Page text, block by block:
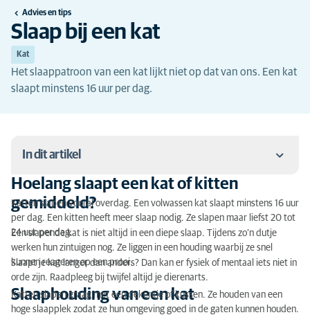
Advies en tips
Slaap bij een kat
Kat
Het slaappatroon van een kat lijkt niet op dat van ons. Een kat
slaapt minstens 16 uur per dag.
In dit artikel
Hoelang slaapt een kat of kitten gemiddeld?
Slaaphouding van een kat
Waarom zou je jouw kat mee in bed laten slapen?
Waarom willen katten mee in bed slapen?
Wat moet je doen als je kat snurkt?
Hoelang slaapt een kat of kitten
gemiddeld?
Katten slapen vooral overdag. Een volwassen kat slaapt minstens 16 uur
per dag. Een kitten heeft meer slaap nodig. Ze slapen maar liefst 20 tot
24 uur per dag.
Een slapende kat is niet altijd in een diepe slaap. Tijdens zo’n dutje
werken hun zintuigen nog. Ze liggen in een houding waarbij ze snel
kunnen reageren op een prooi.
Slaapt je kat langer dan anders? Dan kan er fysiek of mentaal iets niet in
orde zijn. Raadpleeg bij twijfel altijd je dierenarts.
Slaaphouding van een kat
Katten slapen graag met een dekentje of kussen. Ze houden van een
hoge slaapplek zodat ze hun omgeving goed in de gaten kunnen houden.